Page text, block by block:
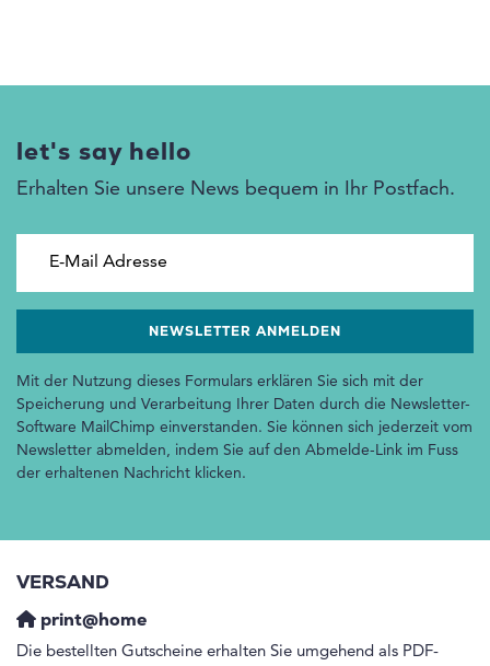
let's say hello
Erhalten Sie unsere News bequem in Ihr Postfach.
Mit der Nutzung dieses Formulars erklären Sie sich mit der
Speicherung und Verarbeitung Ihrer Daten durch die Newsletter-
Software MailChimp einverstanden. Sie können sich jederzeit vom
Newsletter abmelden, indem Sie auf den Abmelde-Link im Fuss
der erhaltenen Nachricht klicken.
VERSAND
print@home
Die bestellten Gutscheine erhalten Sie umgehend als PDF-